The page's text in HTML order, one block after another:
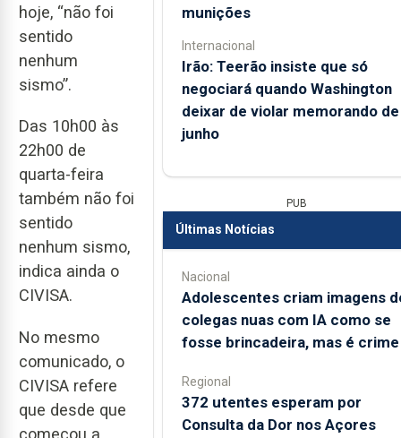
hoje, “não foi
sentido
nenhum
sismo”.
Das 10h00 às
22h00 de
quarta-feira
também não foi
sentido
nenhum sismo,
indica ainda o
CIVISA.
No mesmo
comunicado, o
CIVISA refere
que desde que
começou a
munições
Internacional
Irão: Teerão insiste que só
negociará quando Washington
deixar de violar memorando de
junho
PUB
Últimas Notícias
Nacional
Adolescentes criam imagens
colegas nuas com IA como se
fosse brincadeira, mas é crime
Regional
372 utentes esperam por
Consulta da Dor nos Açores